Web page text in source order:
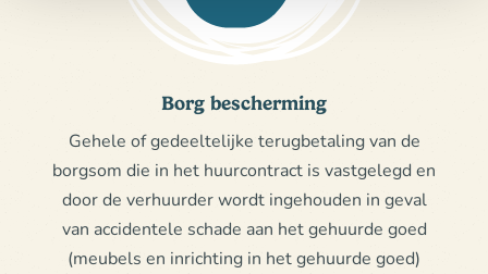
Borg bescherming
Gehele of gedeeltelijke terugbetaling van de
borgsom die in het huurcontract is vastgelegd en
door de verhuurder wordt ingehouden in geval
van accidentele schade aan het gehuurde goed
(meubels en inrichting in het gehuurde goed)